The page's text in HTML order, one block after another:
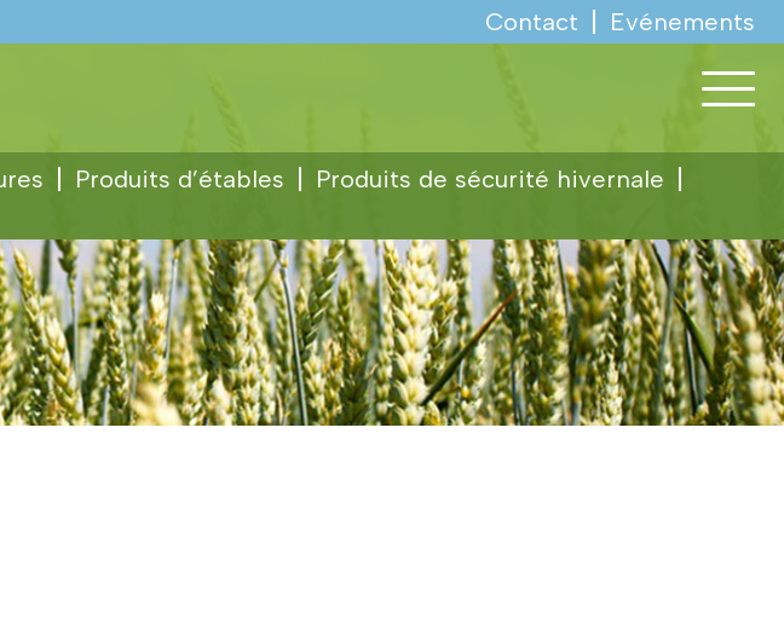
Contact Evénements
Produits d’étables
Produits de sécurité hivernale